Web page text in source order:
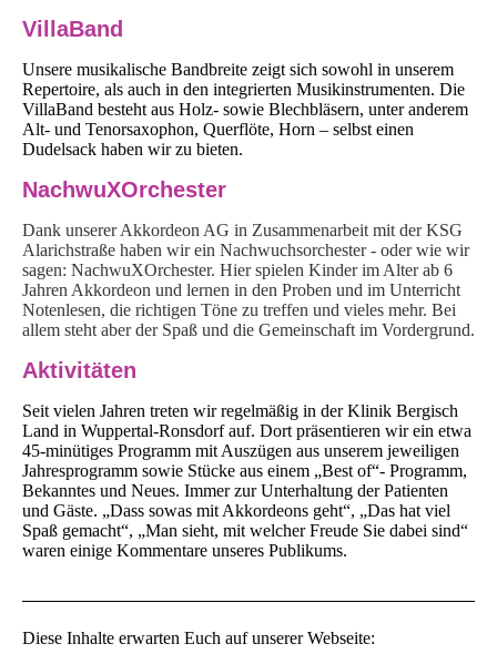
VillaBand
Unsere musikalische Bandbreite zeigt sich sowohl in unserem
Repertoire, als auch in den integrierten Musikinstrumenten. Die
VillaBand besteht aus Holz- sowie Blechbläsern, unter anderem
Alt- und Tenorsaxophon, Querflöte, Horn – selbst einen
Dudelsack haben wir zu bieten.
NachwuXOrchester
Dank unserer Akkordeon AG in Zusammenarbeit mit der KSG
Alarichstraße haben wir ein Nachwuchsorchester - oder wie wir
sagen: NachwuXOrchester. Hier spielen Kinder im Alter ab 6
Jahren Akkordeon und lernen in den Proben und im Unterricht
Notenlesen, die richtigen Töne zu treffen und vieles mehr. Bei
allem steht aber der Spaß und die Gemeinschaft im Vordergrund.
Aktivitäten
Seit vielen Jahren treten wir regelmäßig in der Klinik Bergisch
Land in Wuppertal-Ronsdorf auf. Dort präsentieren wir ein etwa
45-minütiges Programm mit Auszügen aus unserem jeweiligen
Jahresprogramm sowie Stücke aus einem „Best of“- Programm,
Bekanntes und Neues. Immer zur Unterhaltung der Patienten
und Gäste. „Dass sowas mit Akkordeons geht“, „Das hat viel
Spaß gemacht“, „Man sieht, mit welcher Freude Sie dabei sind“
waren einige Kommentare unseres Publikums.
Diese Inhalte erwarten Euch auf unserer Webseite: